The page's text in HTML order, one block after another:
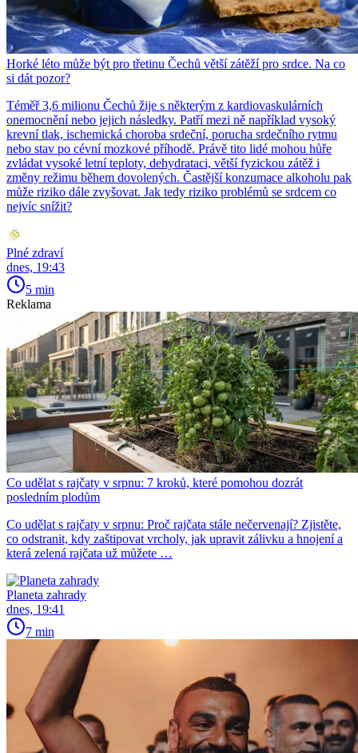
Horké léto může být pro třetinu Čechů větší zátěží pro srdce. Na co
si dát pozor?
Téměř 3,6 milionu Čechů žije s některým z kardiovaskulárních
onemocnění nebo jejich následky. Patří mezi ně například vysoký
krevní tlak, ischemická choroba srdeční, porucha srdečního rytmu
nebo stav po cévní mozkové příhodě. Právě tito lidé mohou hůře
zvládat vysoké letní teploty, dehydrataci, větší fyzickou zátěž i
změny režimu během dovolených. Častější konzumace alkoholu pak
může riziko dále zvyšovat. Jak tedy riziko problémů se srdcem co
nejvíc snížit?
Plné zdraví
dnes, 19:43
5 min
Reklama
Co udělat s rajčaty v srpnu: 7 kroků, které pomohou dozrát
posledním plodům
Co udělat s rajčaty v srpnu: Proč rajčata stále nečervenají? Zjistěte,
co odstranit, kdy zaštipovat vrcholy, jak upravit zálivku a hnojení a
která zelená rajčata už můžete …
Planeta zahrady
dnes, 19:41
7 min